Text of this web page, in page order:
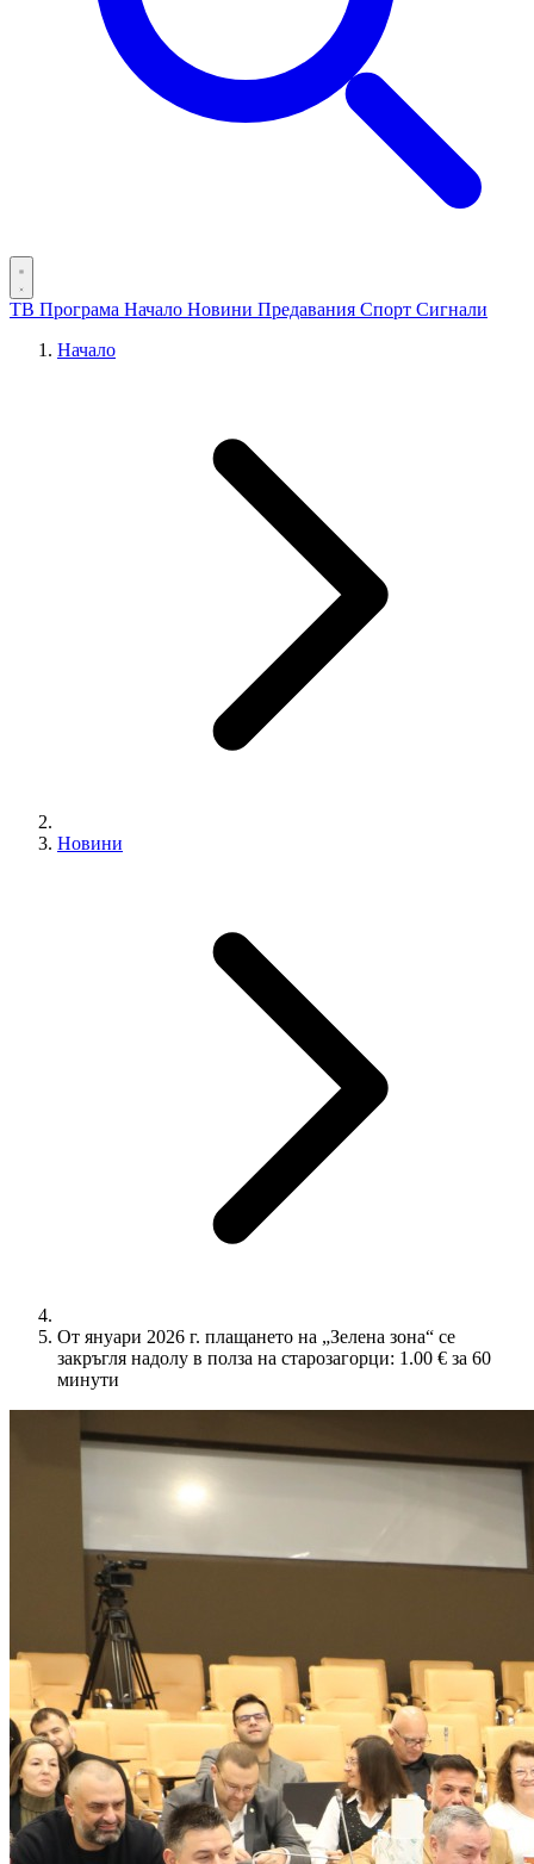
ТВ Програма Начало Новини Предавания Спорт Сигнали
Начало
Новини
От януари 2026 г. плащането на „Зелена зона“ се
закръгля надолу в полза на старозагорци: 1.00 € за 60
минути